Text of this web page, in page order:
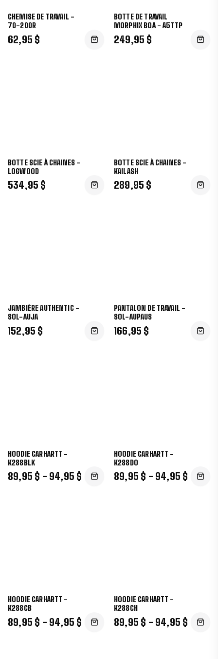
CHEMISE DE TRAVAIL -
70-200R
62,95 $
BOTTE DE TRAVAIL
MORPHIX BOA - A5TTP
249,95 $
BOTTE SCIE À CHAINES -
LOGWOOD
534,95 $
BOTTE SCIE À CHAINES -
KAILASH
289,95 $
JAMBIÈRE AUTHENTIC -
SOL-AUJA
152,95 $
PANTALON DE TRAVAIL -
SOL-AUPAUS
166,95 $
HOODIE CARHARTT -
K288BLK
89,95 $ - 94,95 $
HOODIE CARHARTT -
K288DO
89,95 $ - 94,95 $
HOODIE CARHARTT -
K288CB
89,95 $ - 94,95 $
HOODIE CARHARTT -
K288CH
89,95 $ - 94,95 $